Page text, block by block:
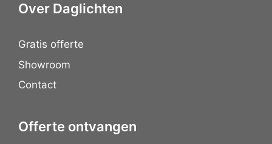
Over Daglichten
Gratis offerte
Showroom
Contact
Offerte ontvangen